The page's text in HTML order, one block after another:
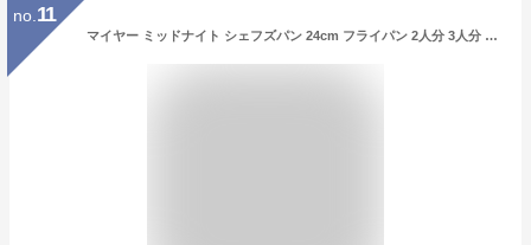
no. 11
マイヤー ミッドナイト シェフズパン 24cm フライパン 2人分 3人分 Midnight MEYER 硬質アルマイト IH ガス キッチン 焼き目 煮込 料理 調理 おしゃれ お洒落 道具 器具 用具 便利 用品 グッズ 通販 人気